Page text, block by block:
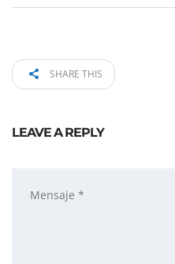
SHARE THIS
LEAVE A REPLY